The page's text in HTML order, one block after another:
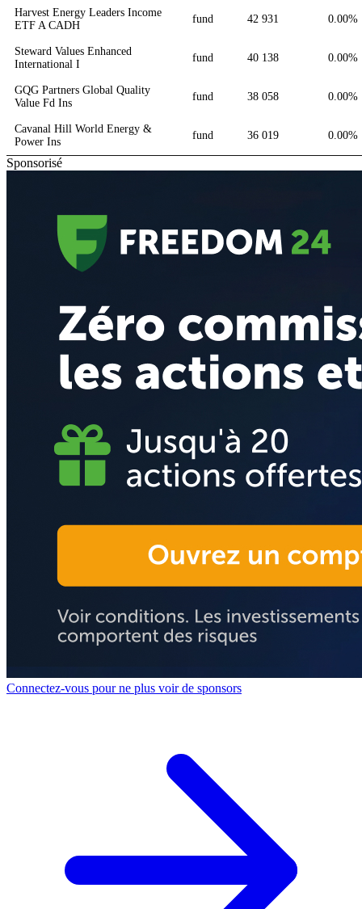
Harvest Energy Leaders Income
ETF A CADH
fund 42 931 0.00%
Steward Values Enhanced
International I
fund 40 138 0.00%
GQG Partners Global Quality
Value Fd Ins
fund 38 058 0.00%
Cavanal Hill World Energy &
Power Ins
fund 36 019 0.00%
Sponsorisé
Connectez-vous pour ne plus voir de sponsors